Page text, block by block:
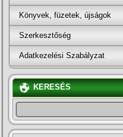
Könyvek, füzetek, újságok
Szerkesztőség
Adatkezelési Szabályzat
KERESÉS